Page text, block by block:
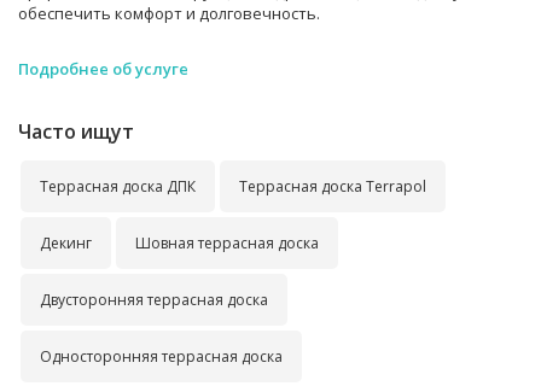
обеспечить комфорт и долговечность.
Подробнее об услуге
Часто ищут
Террасная доска ДПК Террасная доска Terrapol
Декинг Шовная террасная доска
Двусторонняя террасная доска
Односторонняя террасная доска